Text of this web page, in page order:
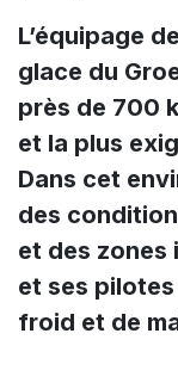
L’équipage
glace du
près de 700
et la plus
Dans cet
des
et des zones
et ses
froid et de